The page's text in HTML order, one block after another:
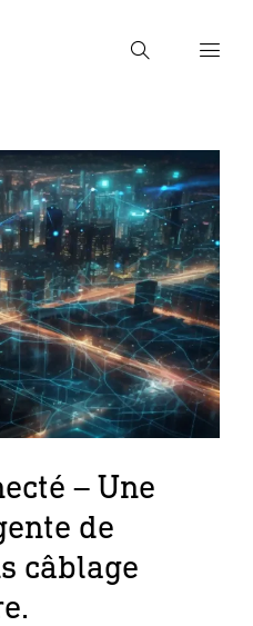
Recherche
– Une
de
câblage